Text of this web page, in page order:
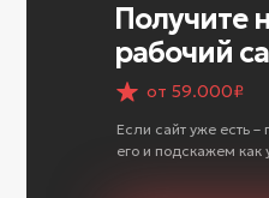
Получите
рабочий
от 59.000₽
Если сайт уже есть
его и подскажем как